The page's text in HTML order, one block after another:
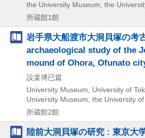
the University Museum, the
所蔵館1館
岩手県大船渡市大洞貝塚の考
archaeological study of the
mound of Ohora, Ofunato
設楽博已篇
University Museum, University of
University Museum, the University
所蔵館2館
陸前大洞貝塚の研究 : 東京大